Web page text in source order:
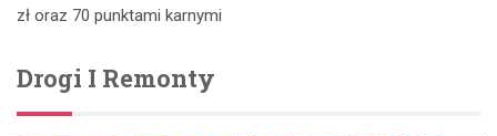
zł oraz 70 punktami karnymi
Drogi I Remonty